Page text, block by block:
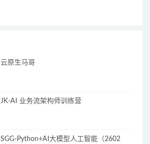
云原生马哥
JK-AI 业务流架构师训练营
SGG-Python+AI大模型人工智能（2602